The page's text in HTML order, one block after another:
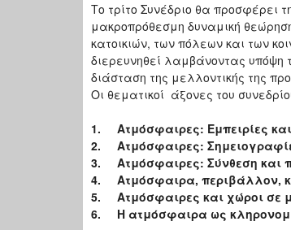
Το τρίτο Συνέδριο θα προσφέρει
μακροπρόθεσμη δυναμική
κατοικιών, των πόλεων και των
διερευνηθεί λαμβάνοντας υπόψη
διάσταση της μελλοντικής της
Οι θεματικοί άξονες του
1. Ατμόσφαιρες: Εμπειρίες
2.
Ατμόσφαιρες:
3.
Ατμόσφαιρες: Σύνθεση
4.
Ατμόσφαιρα, περιβάλλον,
5.
Ατμόσφαιρες και χώροι σε
6.
Η ατμόσφαιρα ως